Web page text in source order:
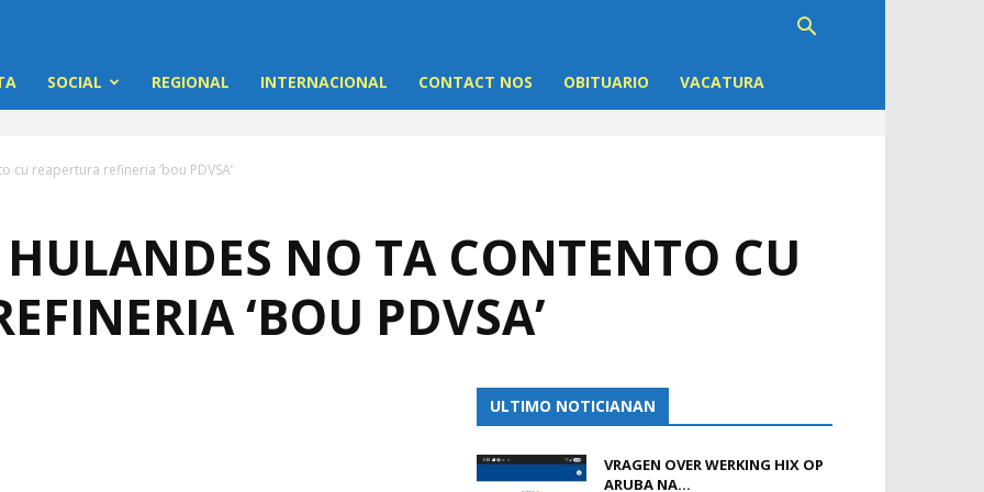
SOCIAL REGIONAL INTERNACIONAL CONTACT NOS OBITUARIO VACATURA
reapertura refineria ‘bou PDVSA’
NO TA CONTENTO CU
‘BOU PDVSA’
ULTIMO NOTICIANAN
VRAGEN OVER WERKING HIX OP
ARUBA NA...